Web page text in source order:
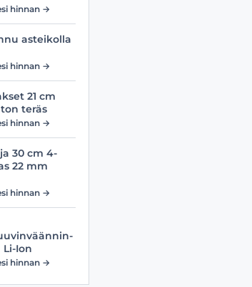
hinnan →
asteikolla
hinnan →
21 cm
teräs
hinnan →
30 cm 4-
22 mm
hinnan →
Li-Ion
hinnan →